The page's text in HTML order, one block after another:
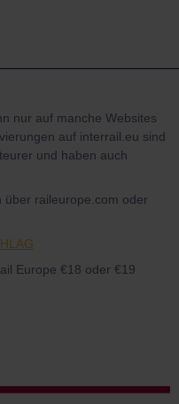
nur auf manche Websites
auf interrail.eu sind
und haben auch
über raileurope.com oder
Europe €18 oder €19